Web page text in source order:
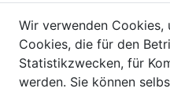
Wir verwenden Cookies,
Cookies, die für den
Statistikzwecken, für
werden. Sie können